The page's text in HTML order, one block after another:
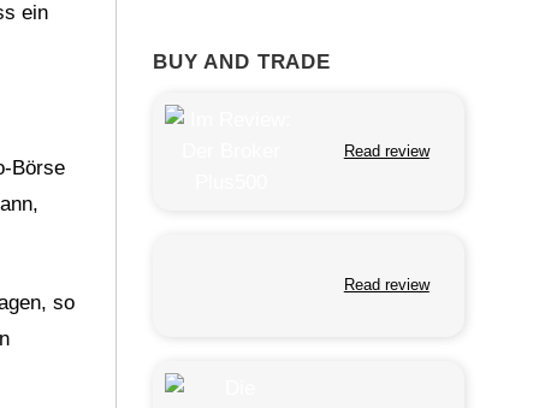
ein
Börse
so
BUY AND TRADE
Read review
Read review